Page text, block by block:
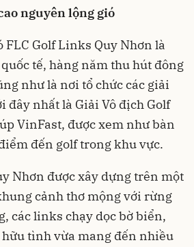
nguyên lộng gió
FLC Golf Links Quy Nhơn là
tế, hàng năm thu hút đông
như là nơi tổ chức các giải
đây nhất là Giải Vô địch Golf
VinFast, được xem như bàn
đến golf trong khu vực.
Nhơn được xây dựng trên một
cảnh thơ mộng với rừng
các links chạy dọc bờ biển,
tình vừa mang đến nhiều